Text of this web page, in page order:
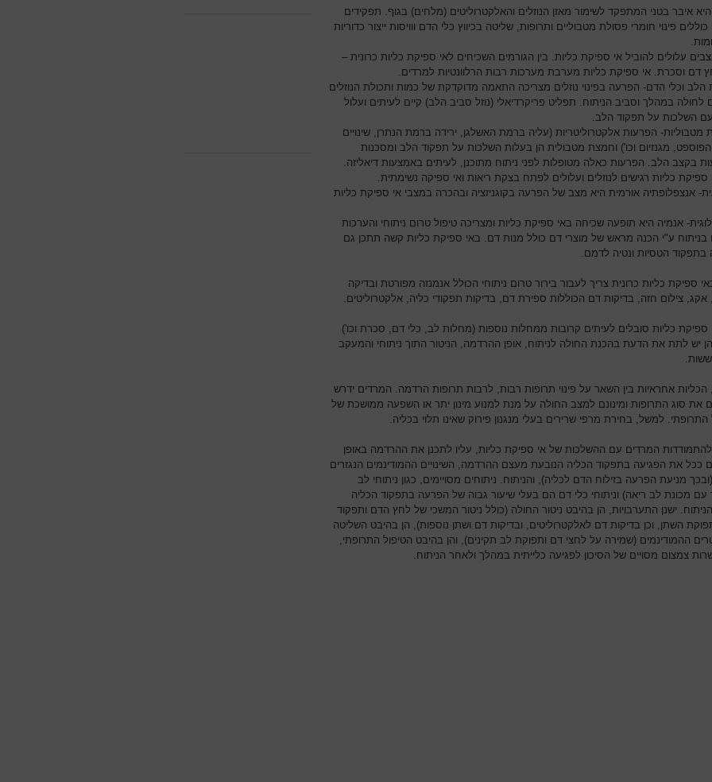
איבר בטני המתפקד לשימור מאזן הנוזלים והאלקטרוליטים (מלחים) בגוף. תפקידים
כוללים פינוי חומרי פסולת מטבוליים ותרופות, שליטה בכיווץ כלי הדם ווויסות ייצור כדוריות
עלולים להוביל אי ספיקת כליות. בין הגורמים השכיחים לאי ספיקת כליות כרונית –
דם וסכרת. אי ספיקת כליות מערבת מערכות רבות הרלוונטיות למרדים.
וכלי הדם- הפרעה בפינוי נוזלים מצריכה התאמה מדוקדקת של כמות ותכולת הנוזלים
לחולה במהלך וסביב הניתוח. תפליט פריקרדיאלי (נוזל סביב הלב) קיים לעיתים ועלול
עם השלכות על תפקוד הלב.
מטבוליות- הפרעות אלקטרוליטריות (עליה ברמת האשלגן, ירידה ברמת הנתרן, שינויים
מגנזיום וכו') וחמצת מטבולית הן בעלות השלכות על תפקוד הלב ומסכנות
בקצב הלב. הפרעות כאלה מטופלות לפני ניתוח מתוכנן, לעיתים באמצעות דיאליזה.
ספיקת כליות רגישים לנוזלים ועלולים לפתח בצקת ריאות ואי ספיקה נשימתית.
אנצפלופתיה אורמית היא מצב של הפרעה בקוגניזציה ובהכרה במצבי אי ספיקת כליות
אנמיה היא תופעה שכיחה באי ספיקת כליות ומצריכה טיפול טרום ניתוחי והערכות
בניתוח ע"י הכנה מראש של מוצרי דם כולל מנות דם. באי ספיקת כליות קשה תתכן גם
בתפקוד הטסיות ונטיה לדמם.
ספיקת כליות כרונית צריך לעבור בירור טרום ניתוחי הכולל אנמנזה מפורטת ובדיקה
אקג, צילום חזה, בדיקות דם הכוללות ספירת דם, בדיקות תפקודי כליה, אלקטרוליטים.
ספיקת כליות סובלים לעיתים קרובות ממחלות נוספות (מחלות לב, כלי דם, סכרת וכו')
יש לתת את הדעת בהכנת החולה לניתוח, אופן ההרדמה, הניטור התוך ניתוחי והמעקב
הכליות אחראיות בין השאר על פינוי תרופות רבות, לרבות תרופות הרדמה. המרדים ידרש
את סוג התרופות ומינונם למצב החולה על מנת למנוע מינון יתר או השפעה ממושכת של
התרופתי. למשל, בחירת מרפי שרירים בעלי מנגנון פירוק שאינו תלוי בכליה.
המרדים עם ההשלכות של אי ספיקת כליות, עליו לתכנן את ההרדמה באופן
ככל את הפגיעה בתפקוד הכליה הנובעת מעצם ההרדמה, השינויים ההמודינמים הנגזרים
מניעת הפרעה בזילוח הדם לכליה), והניתוח. ניתוחים מסויימים, כגון ניתוחי לב
עם מכונת לב ריאה) וניתוחי כלי דם הם בעלי שיעור גבוה של הפרעה בתפקוד הכליה
ישנן התערבויות, הן בהיבט ניטור החולה (כולל ניטור המשכי של לחץ הדם ותפקוד
השתן, וכן בדיקות דם לאלקטרוליטים, ובדיקות דם ושתן נוספות), הן בהיבט השליטה
ההמודינמים (שמירה על לחצי דם ותפוקת לב תקינים), והן בהיבט הטיפול התרופתי,
צמצום מסויים של הסיכון לפגיעה כלייתית במהלך ולאחר הניתוח.